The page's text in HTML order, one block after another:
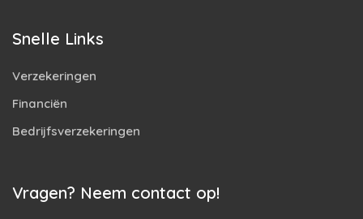
Snelle Links
Verzekeringen
Financiën
Bedrijfsverzekeringen
Vragen? Neem contact op!